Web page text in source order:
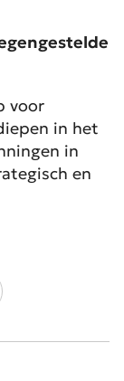
voor
in het
in
en